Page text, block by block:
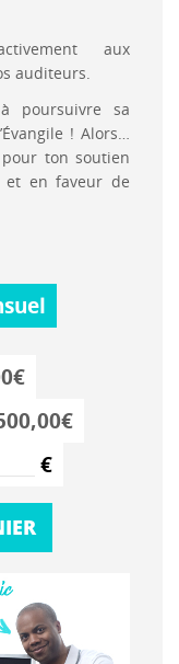
aux
auditeurs.
poursuivre sa
! Alors…
pour ton soutien
et en faveur de
€